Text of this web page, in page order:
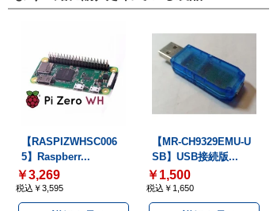
【RASPIZWHSC006
5】Raspberr...
￥3,269
税込￥3,595
【MR-CH9329EMU-U
SB】USB接続版...
￥1,500
税込￥1,650